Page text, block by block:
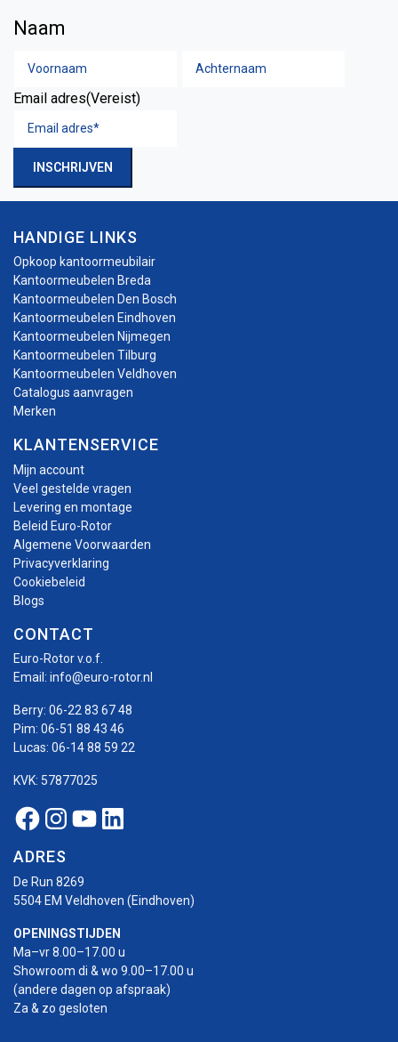
Naam
Voornaam
Email adres(Vereist)
INSCHRIJVEN
HANDIGE LINKS
Opkoop kantoormeubilair
Kantoormeubelen Breda
Kantoormeubelen Den Bosch
Kantoormeubelen Eindhoven
Kantoormeubelen Nijmegen
Kantoormeubelen Tilburg
Kantoormeubelen Veldhoven
Catalogus aanvragen
Merken
KLANTENSERVICE
Mijn account
Veel gestelde vragen
Levering en montage
Beleid Euro-Rotor
Algemene Voorwaarden
Privacyverklaring
Cookiebeleid
Blogs
CONTACT
Euro-Rotor v.o.f.
Email: info@euro-rotor.nl
Berry: 06-22 83 67 48
Pim: 06-51 88 43 46
Lucas: 06-14 88 59 22
KVK: 57877025
Facebook Euro-rotor
Instagram Euro-rotor
Youtube Euro-rotor
Linkedin Euro-rotor
ADRES
De Run 8269
5504 EM Veldhoven (Eindhoven)
OPENINGSTIJDEN
Ma–vr 8.00–17.00 u
Showroom di & wo 9.00–17.00 u
(andere dagen op afspraak)
Za & zo gesloten